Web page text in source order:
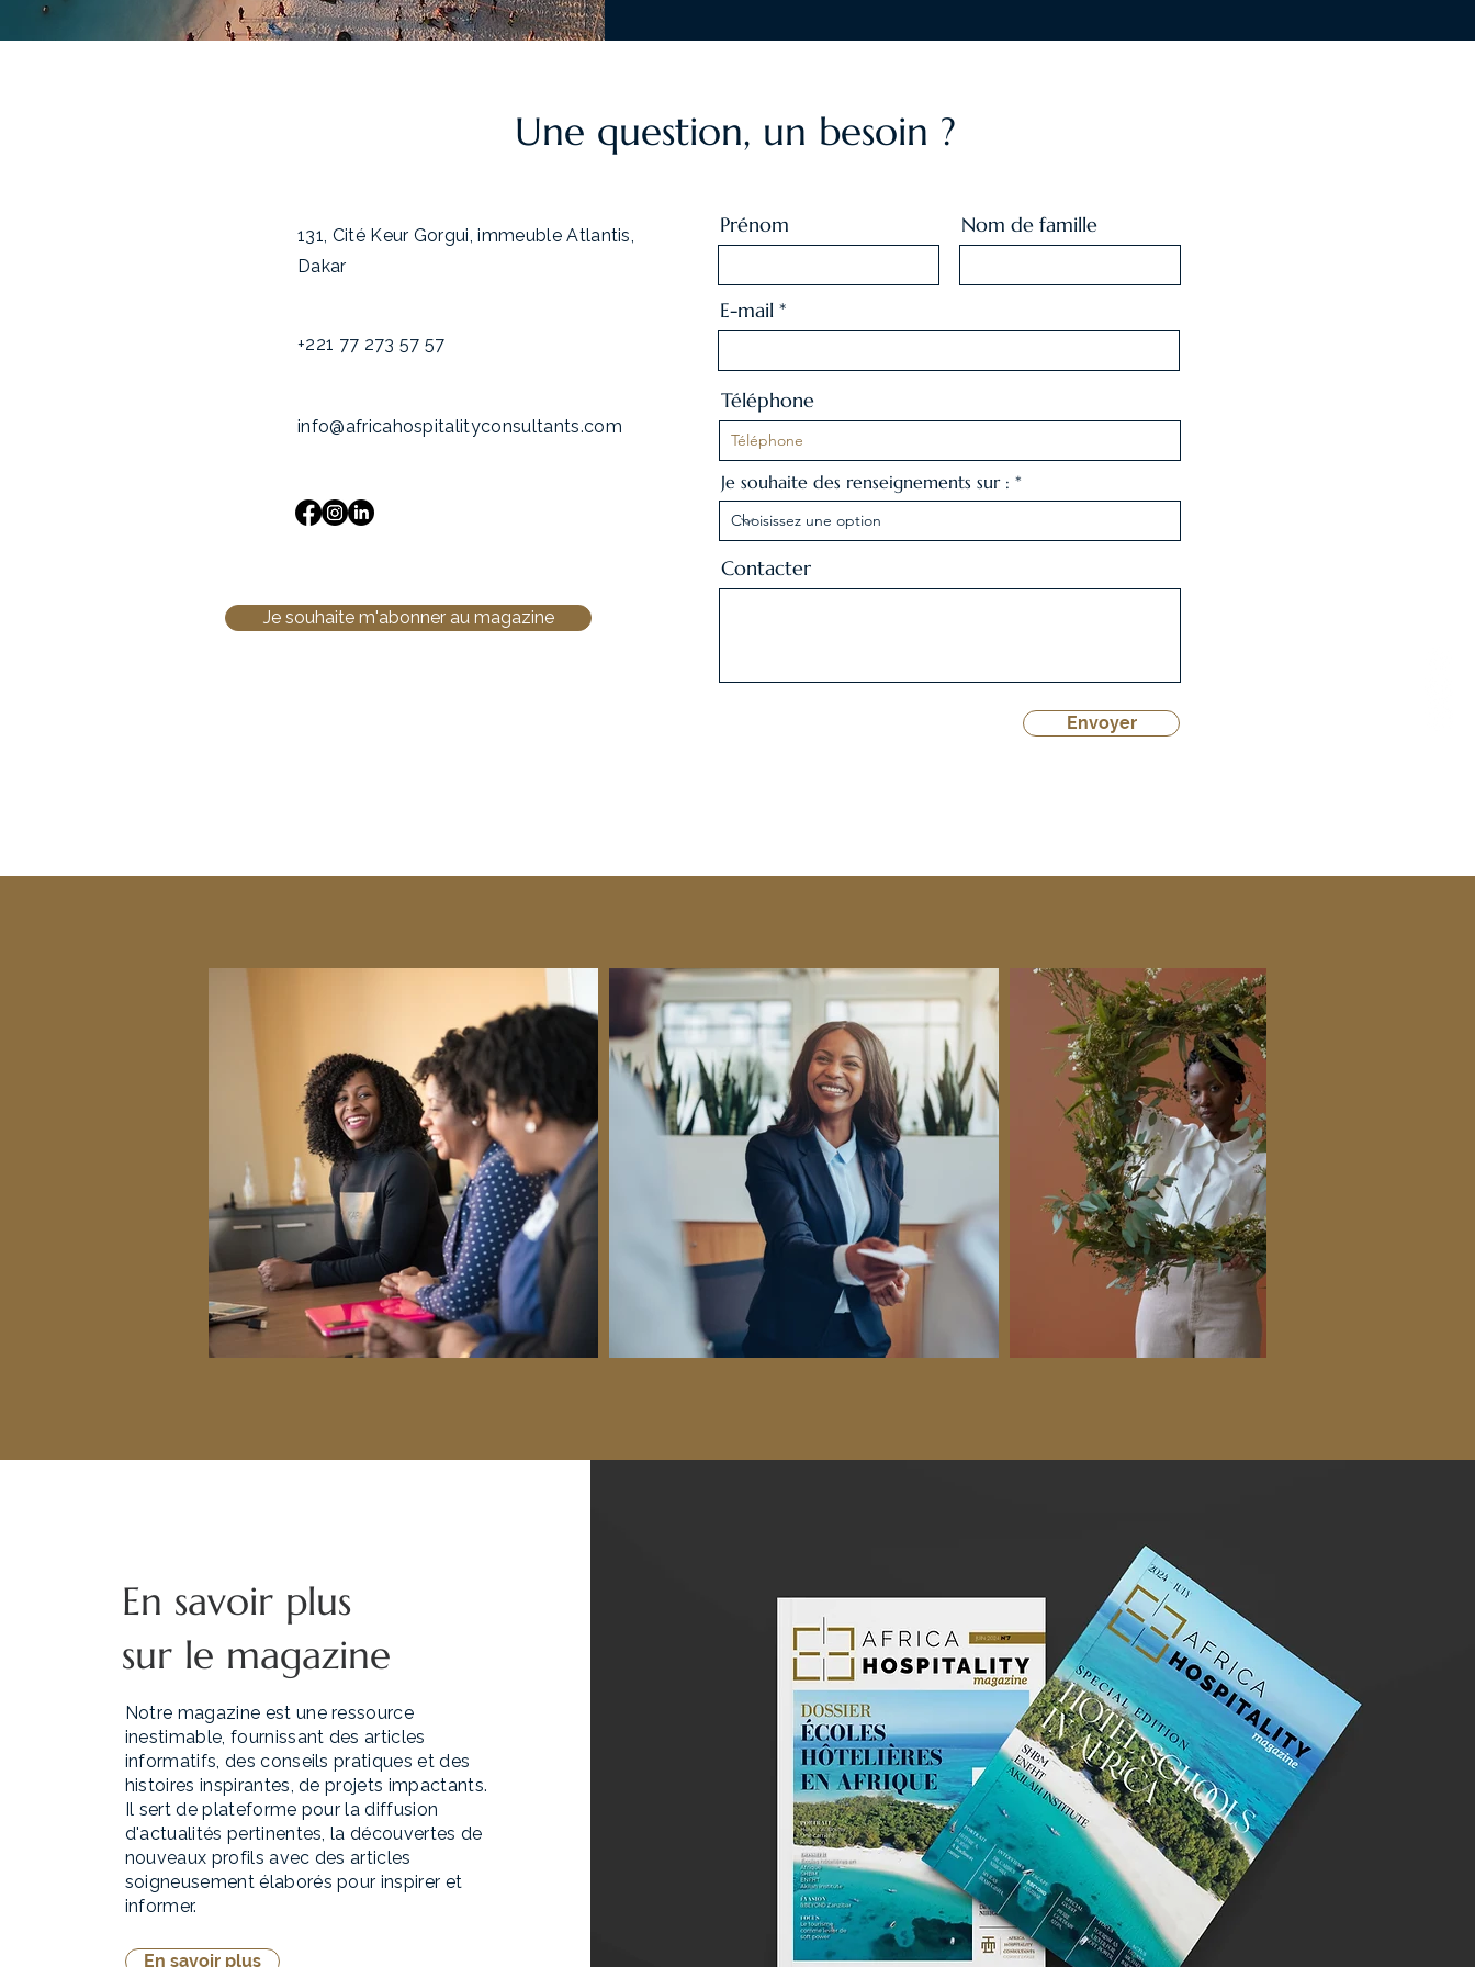
Une question, un besoin ?
131, Cité Keur Gorgui, immeuble Atlantis,
Dakar
+221 77 273 57 57
info@africahospitalityconsultants.com
Je souhaite m'abonner au magazine
Prénom Nom de famille
E-mail
Téléphone
Je souhaite des renseignements sur :
Contacter
Envoyer
En savoir plus
sur le magazine
Notre magazine est une ressource
inestimable, fournissant des articles
informatifs, des conseils pratiques et des
histoires inspirantes, de projets impactants.
Il sert de plateforme pour la diffusion
d'actualités pertinentes, la découvertes de
nouveaux profils avec des articles
soigneusement élaborés pour inspirer et
informer.
En savoir plus